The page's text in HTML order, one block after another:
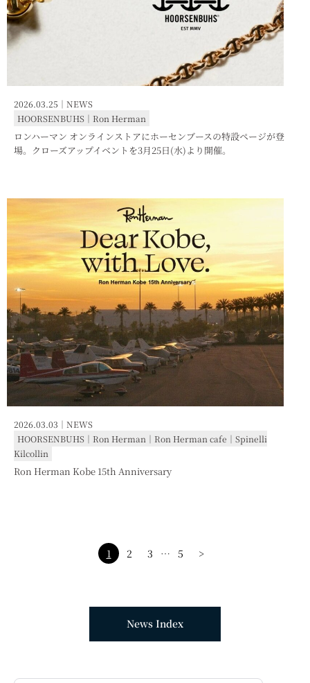
2026.03.25｜ NEWS
HOORSENBUHS ｜ Ron Herman
ロンハーマン オンラインストアにホーセンブースの特設ページが登
場。クローズアップイベントを3月25日(水)より開催。
2026.03.03｜ NEWS
HOORSENBUHS ｜ Ron Herman ｜ Ron Herman cafe ｜ Spinelli
Kilcollin
Ron Herman Kobe 15th Anniversary
1 2 3 … 5 >
News Index